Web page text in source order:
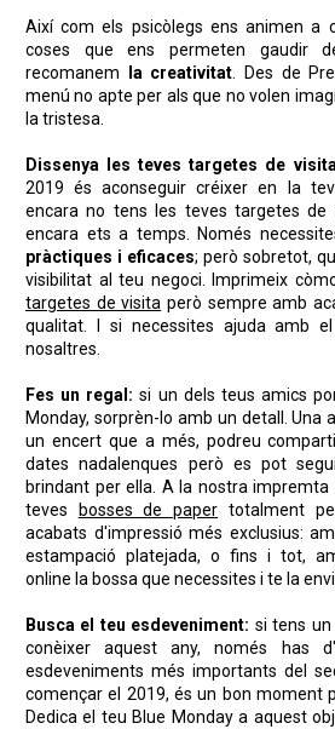
Així com els psicòlegs ens animen a
coses que ens permeten gaudir
recomanem
la creativitat. Des de
menú no apte per als que no volen
la tristesa.
Dissenya les teves targetes de
2019 és aconseguir créixer en la
encara no tens les teves targetes de
encara ets a temps. Només
pràctiques i eficaces; però sobretot,
visibilitat al teu negoci. Imprimeix
targetes de visita però sempre amb
qualitat. I si necessites ajuda amb
nosaltres.
Fes un regal: si un dels teus amics
Monday, sorprèn-lo amb un detall. Una
un encert que a més, podreu
dates nadalenques però es pot
brindant per ella. A la nostra
teves
bosses de paper totalment
acabats d'impressió més exclusius:
estampació platejada, o fins i tot,
online la bossa que necessites i te la
Busca el teu esdeveniment: si tens
conèixer aquest any, només has
esdeveniments més importants del
començar el 2019, és un bon moment
Dedica el teu Blue Monday a aquest